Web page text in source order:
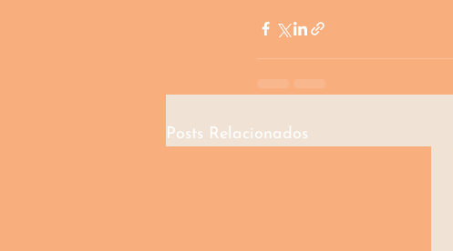
Posts Relacionados